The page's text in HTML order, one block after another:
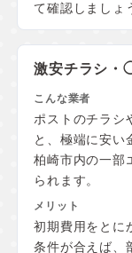
て確認しましょ
激安チラシ
ポストのチラシ
と、極端に安い
柏崎市内の一部
られます。
初期費用をとに
条件が合えば、